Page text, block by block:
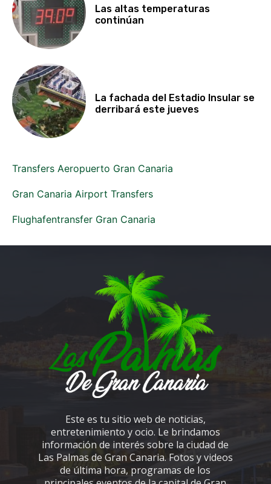
Las altas temperaturas
continúan
La fachada del Estadio Insular se
derribará este jueves
Transfers Aeropuerto Gran Canaria
Gran Canaria Airport Transfers
Flughafentransfer Gran Canaria
Este es tu sitio web de noticias,
entretenimiento y ocio. Le brindamos
información de interés sobre la ciudad de
Las Palmas de Gran Canaria. Fotos y videos
de última hora, programas de los